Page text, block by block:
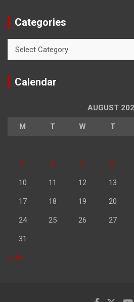
Categories
Calendar
AUGUST
M T W T
3 4 5 6
10 11 12 13
17 18 19 20
24 25 26 27
31
« Jul